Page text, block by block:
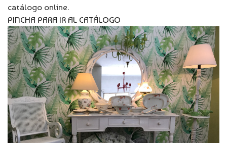
catálogo online.
PINCHA PARA IR AL CATÁLOGO